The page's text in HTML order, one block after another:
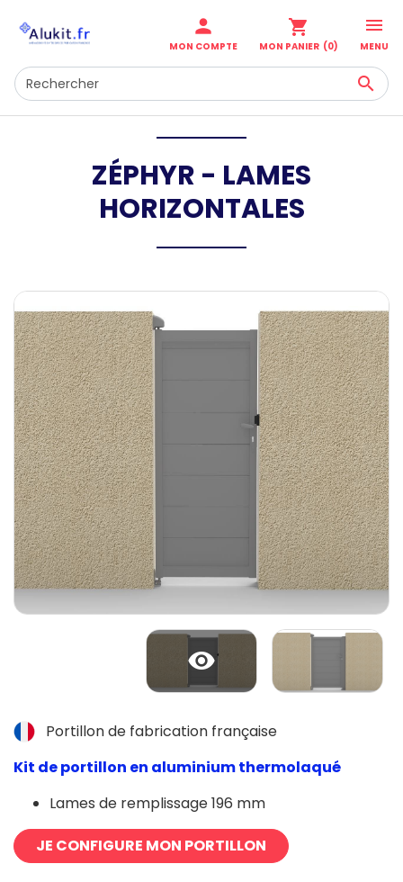
person
MON COMPTE
shopping_cart
MON PANIER (0)

MENU

ZÉPHYR - LAMES
HORIZONTALES
Portillon de fabrication française
Kit de portillon en aluminium thermolaqué
Lames de remplissage 196 mm
JE CONFIGURE MON PORTILLON